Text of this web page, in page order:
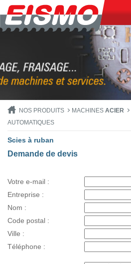
NOS PRODUITS MACHINES ACIER
AUTOMATIQUES
Scies à ruban
Demande de devis
Votre e-mail :
Entreprise :
Nom :
Code postal :
Ville :
Téléphone :